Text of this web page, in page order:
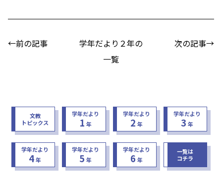
←前の記事
学年だより２年の
一覧
次の記事→
文教
トピックス
学年だより
1 年
学年だより
2 年
学年だより
3 年
学年だより
4年
学年だより
5 年
学年だより
6 年
一覧は
コチラ